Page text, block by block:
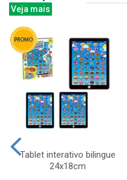
Veja mais
Tablet interativo bilingue
24x18cm